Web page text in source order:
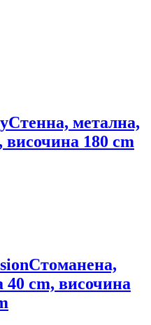
Стенна, метална,
височина 180 cm
Стоманена,
cm, височина